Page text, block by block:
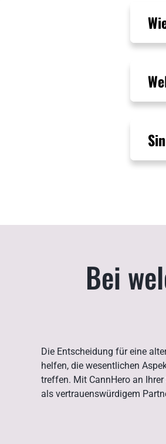
Bei
Die Entscheidung für eine
helfen, die wesentlichen
treffen. Mit CannHero an
als vertrauenswürdigem